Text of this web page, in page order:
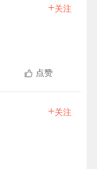
+关注
点赞
+关注